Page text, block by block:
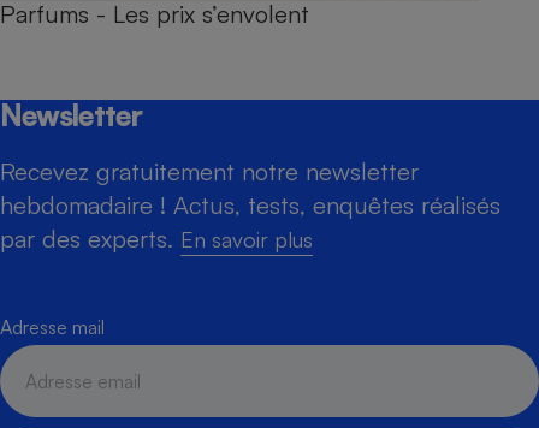
Parfums - Les prix s’envolent
Newsletter
Recevez gratuitement notre newsletter
hebdomadaire ! Actus, tests, enquêtes réalisés
par des experts. En savoir plus
Adresse mail